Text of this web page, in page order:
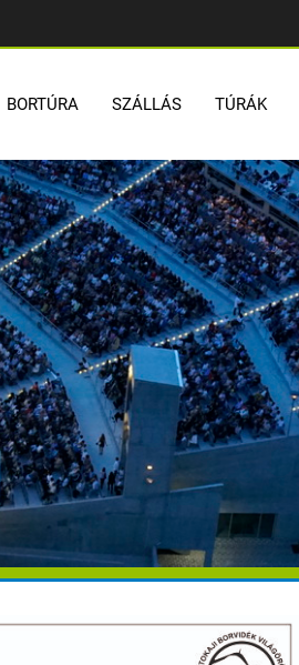
BORTÚRA SZÁLLÁS TÚRÁK